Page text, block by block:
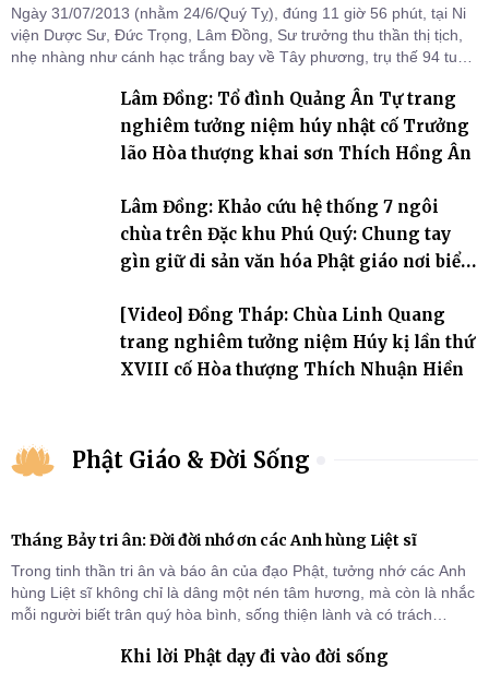
Ngày 31/07/2013 (nhằm 24/6/Quý Tỵ), đúng 11 giờ 56 phút, tại Ni
viện Dược Sư, Đức Trọng, Lâm Đồng, Sư trưởng thu thần thị tịch,
nhẹ nhàng như cánh hạc trắng bay về Tây phương, trụ thế 94 tuổi
Lâm Đồng: Tổ đình Quảng Ân Tự trang
nghiêm tưởng niệm húy nhật cố Trưởng
lão Hòa thượng khai sơn Thích Hồng Ân
Lâm Đồng: Khảo cứu hệ thống 7 ngôi
chùa trên Đặc khu Phú Quý: Chung tay
gìn giữ di sản văn hóa Phật giáo nơi biển
[Video] Đồng Tháp: Chùa Linh Quang
trang nghiêm tưởng niệm Húy kị lần thứ
XVIII cố Hòa thượng Thích Nhuận Hiền
Phật Giáo & Đời Sống
Tháng Bảy tri ân: Đời đời nhớ ơn các Anh hùng Liệt sĩ
Trong tinh thần tri ân và báo ân của đạo Phật, tưởng nhớ các Anh
hùng Liệt sĩ không chỉ là dâng một nén tâm hương, mà còn là nhắc
mỗi người biết trân quý hòa bình, sống thiện lành và có trách
Khi lời Phật dạy đi vào đời sống